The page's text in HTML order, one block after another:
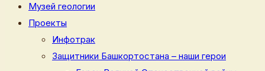
Музей геологии
Проекты
Инфотрак
Защитники Башкортостана – наши герои